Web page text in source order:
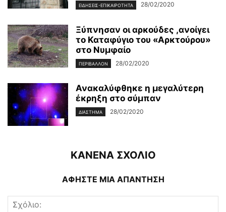
ΕΙΔΉΣΕΙΣ-ΕΠΙΚΑΙΡΌΤΗΤΑ 28/02/2020
Ξύπνησαν οι αρκούδες ,ανοίγει
το Καταφύγιο του «Αρκτούρου»
στο Νυμφαίο
ΠΕΡΙΒΆΛΛΟΝ 28/02/2020
Ανακαλύφθηκε η μεγαλύτερη
έκρηξη στο σύμπαν
ΔΙΆΣΤΗΜΑ 28/02/2020
ΚΑΝΕΝΑ ΣΧΟΛΙΟ
ΑΦΗΣΤΕ ΜΙΑ ΑΠΑΝΤΗΣΗ